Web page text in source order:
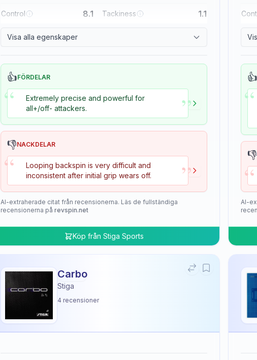
Control 8.1 Tackiness 1.1
Visa alla egenskaper
👍FÖRDELAR
“
Extremely precise and powerful for
all+/off- attackers.
”
👎NACKDELAR
“
Looping backspin is very difficult and
inconsistent after initial grip wears off.
”
AI-extraherade citat från recensionerna. Läs de fullständiga
recensionerna på revspin.net
Köp från Stiga Sports
👍
“
👎
“
AI-
Carbo
Stiga
4 recensioner